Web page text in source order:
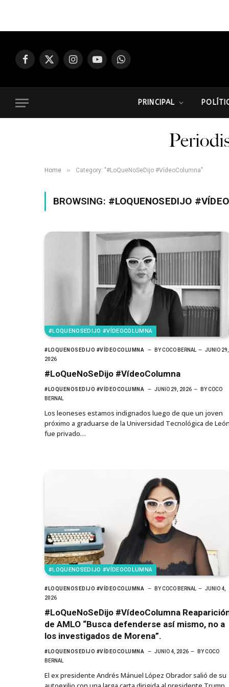
Facebook
X
InstagramYouTubeWhatsApp
PRINCIPAL
Home » Category: "#LoQueNoSeDijo #VídeoColumna"
BROWSING: #LOQUENOSEDIJO
#LOQUENOSEDIJO #VÍDEOCOLUMNA
#LOQUENOSEDIJO #VÍDEOCOLUMNA BYCOCO BERNAL
JUNIO 29,
2026
#LoQueNoSeDijo #VídeoColumna
#LOQUENOSEDIJO #VÍDEOCOLUMNA JUNIO 29, 2026 BYCOCO
BERNAL
Los leoneses estamos indignados luego de que un joven
próximo a graduarse de la Universidad Tecnológica de
fue privado…
#LOQUENOSEDIJO #VÍDEOCOLUMNA
#LOQUENOSEDIJO #VÍDEOCOLUMNA BYCOCO BERNAL
JUNIO 4,
2026
#LoQueNoSeDijo #VídeoColumna
de AMLO “Busca defenderse así mismo, no a
los investigados de Morena”.
#LOQUENOSEDIJO #VÍDEOCOLUMNA JUNIO 4, 2026 BYCOCO
BERNAL
El ex presidente Andrés Mánuel López Obrador salió de su